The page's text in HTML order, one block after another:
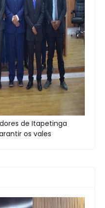
de Itapetinga
os vales